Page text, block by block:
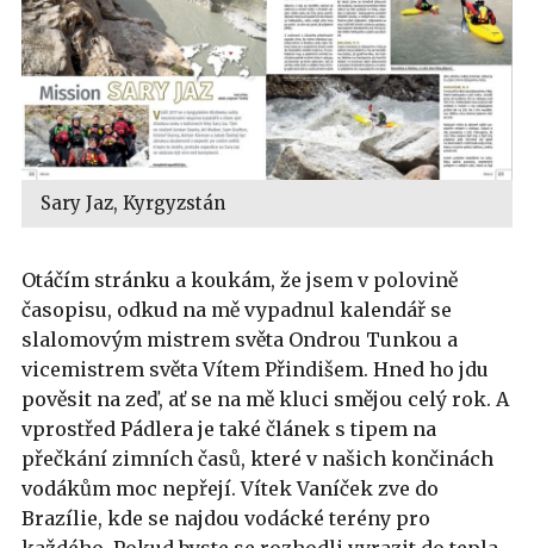
Sary Jaz, Kyrgyzstán
Otáčím stránku a koukám, že jsem v polovině
časopisu, odkud na mě vypadnul kalendář se
slalomovým mistrem světa Ondrou Tunkou a
vicemistrem světa Vítem Přindišem. Hned ho jdu
pověsit na zeď, ať se na mě kluci smějou celý rok. A
vprostřed Pádlera je také článek s tipem na
přečkání zimních časů, které v našich končinách
vodákům moc nepřejí. Vítek Vaníček zve do
Brazílie, kde se najdou vodácké terény pro